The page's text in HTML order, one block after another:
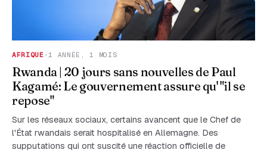
AFRIQUE ·1 ANNÉE, 1 MOIS
Rwanda | 20 jours sans nouvelles de Paul
Kagamé: Le gouvernement assure qu' "il se
repose"
Sur les réseaux sociaux, certains avancent que le Chef de
l'État rwandais serait hospitalisé en Allemagne. Des
supputations qui ont suscité une réaction officielle de